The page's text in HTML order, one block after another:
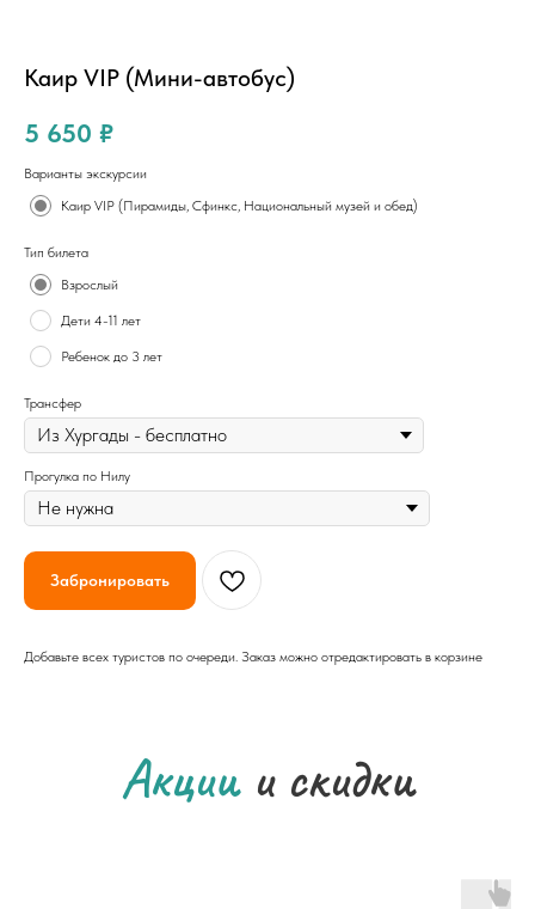
Каир VIP (Мини-автобус)
5 650 ₽
Варианты экскурсии
Каир VIP (Пирамиды, Сфинкс, Национальный музей и обед)
Тип билета
Взрослый
Дети 4-11 лет
Ребенок до 3 лет
Трансфер
Прогулка по Нилу
Забронировать
Добавьте всех туристов по очереди. Заказ можно отредактировать в корзине
Акциии скидки